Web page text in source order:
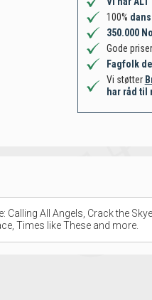
100%
350.000
Gode
Fagfolk
Vi støtter
har råd til
All Angels, Crack the
Times like These and more.